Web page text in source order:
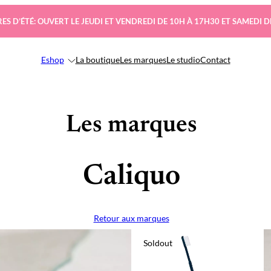
D’ÉTÉ: OUVERT LE JEUDI ET VENDREDI DE 10H À 17H30 ET SAMEDI
Eshop La boutiqueLes marquesLe studioContact
Les marques
Caliquo
Retour aux marques
Soldout